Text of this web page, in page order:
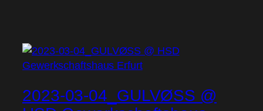
2023-03-04_GULVØSS @